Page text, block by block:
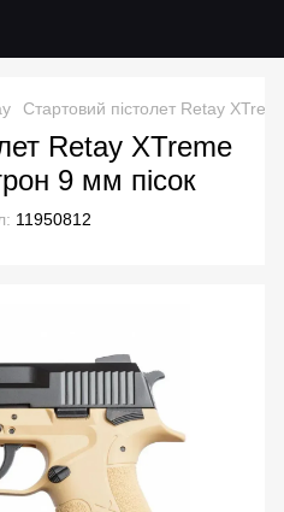
Стартовий пістолет Retay
Retay XTreme
9 мм пісок
11950812